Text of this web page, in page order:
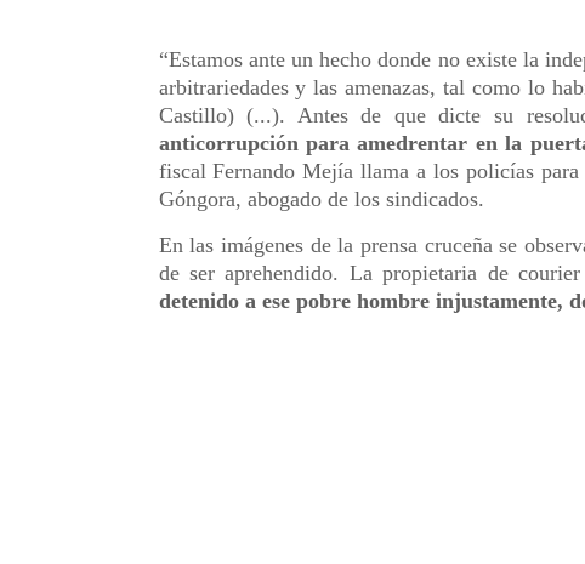
“Estamos ante un hecho donde no existe la
arbitrariedades y las amenazas, tal como lo
Castillo) (...). Antes de que dicte su
anticorrupción para amedrentar en la
fiscal Fernando Mejía llama a los policías
Góngora, abogado de los sindicados.
En las imágenes de la prensa cruceña se
de ser aprehendido. La propietaria de
detenido a ese pobre hombre injustamente,